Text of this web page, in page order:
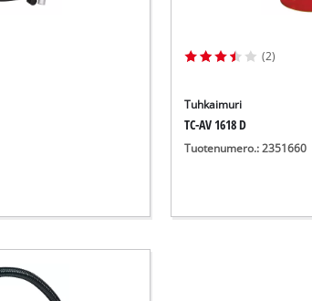
(2)
Tuhkaimuri
TC-AV 1618 D
Tuotenumero.: 2351660